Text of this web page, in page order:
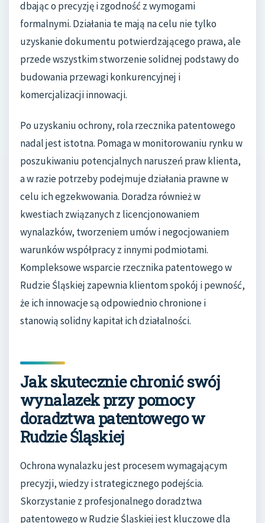
dbając o precyzję i zgodność z wymogami
formalnymi. Działania te mają na celu nie tylko
uzyskanie dokumentu potwierdzającego prawa, ale
przede wszystkim stworzenie solidnej podstawy do
budowania przewagi konkurencyjnej i
komercjalizacji innowacji.
Po uzyskaniu ochrony, rola rzecznika patentowego
nadal jest istotna. Pomaga w monitorowaniu rynku w
poszukiwaniu potencjalnych naruszeń praw klienta,
a w razie potrzeby podejmuje działania prawne w
celu ich egzekwowania. Doradza również w
kwestiach związanych z licencjonowaniem
wynalazków, tworzeniem umów i negocjowaniem
warunków współpracy z innymi podmiotami.
Kompleksowe wsparcie rzecznika patentowego w
Rudzie Śląskiej zapewnia klientom spokój i pewność,
że ich innowacje są odpowiednio chronione i
stanowią solidny kapitał ich działalności.
Jak skutecznie chronić swój
wynalazek przy pomocy
doradztwa patentowego w
Rudzie Śląskiej
Ochrona wynalazku jest procesem wymagającym
precyzji, wiedzy i strategicznego podejścia.
Skorzystanie z profesjonalnego doradztwa
patentowego w Rudzie Śląskiej jest kluczowe dla